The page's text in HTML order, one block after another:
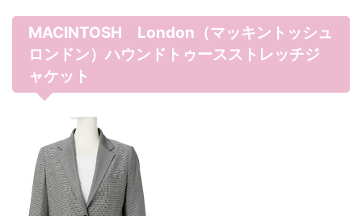
MACINTOSH London（マッキントッシュ
ロンドン）ハウンドトゥースストレッチジ
ャケット